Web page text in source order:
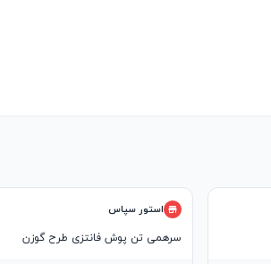
استور سپاس
سرهمی تن پوش فانتزی طرح گوزن